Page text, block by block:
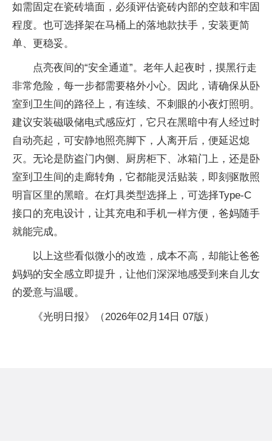
如需固定在瓷砖墙面，必须评估瓷砖内部的空鼓和牢固
程度。也可选择架在马桶上的落地款扶手，安装更简
单、更稳妥。
点亮夜间的“安全通道”。老年人起夜时，摸黑行走
非常危险，每一步都需要格外小心。因此，请确保从卧
室到卫生间的路径上，有连续、不刺眼的小夜灯照明。
建议安装磁吸储电式感应灯，它只在黑暗中有人经过时
自动亮起，可安静地照亮脚下，人离开后，便延迟熄
灭。无论是防盗门内侧、厨房柜下、冰箱门上，还是卧
室到卫生间的走廊转角，它都能灵活贴装，即刻驱散照
明盲区里的黑暗。在灯具类型选择上，可选择Type-C
接口的充电设计，让其充电和手机一样方便，爸妈随手
就能完成。
以上这些看似微小的改造，成本不高，却能让爸爸
妈妈的安全感立即提升，让他们深深地感受到来自儿女
的爱意与温暖。
《光明日报》（2026年02月14日 07版）